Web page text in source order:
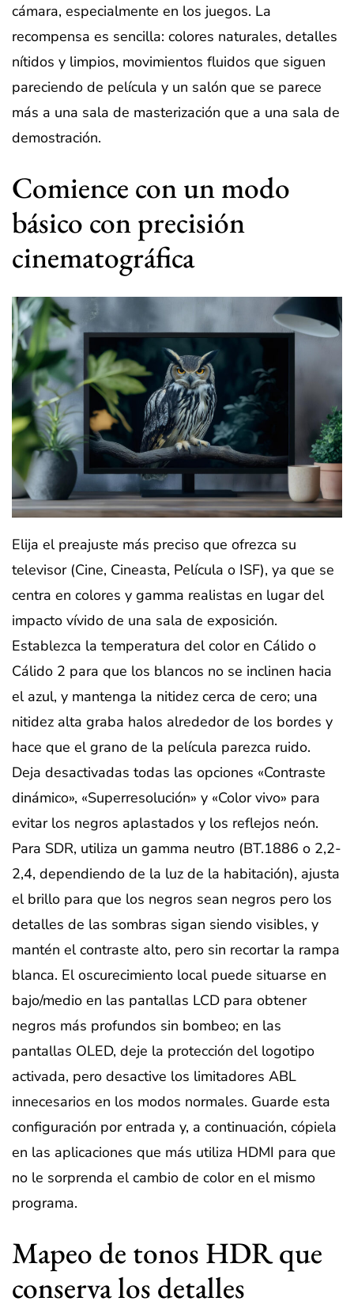
cámara, especialmente en los juegos. La
recompensa es sencilla: colores naturales, detalles
nítidos y limpios, movimientos fluidos que siguen
pareciendo de película y un salón que se parece
más a una sala de masterización que a una sala de
demostración.
Comience con un modo
básico con precisión
cinematográfica
Elija el preajuste más preciso que ofrezca su
televisor (Cine, Cineasta, Película o ISF), ya que se
centra en colores y gamma realistas en lugar del
impacto vívido de una sala de exposición.
Establezca la temperatura del color en Cálido o
Cálido 2 para que los blancos no se inclinen hacia
el azul, y mantenga la nitidez cerca de cero; una
nitidez alta graba halos alrededor de los bordes y
hace que el grano de la película parezca ruido.
Deja desactivadas todas las opciones «Contraste
dinámico», «Superresolución» y «Color vivo» para
evitar los negros aplastados y los reflejos neón.
Para SDR, utiliza un gamma neutro (BT.1886 o 2,2-
2,4, dependiendo de la luz de la habitación), ajusta
el brillo para que los negros sean negros pero los
detalles de las sombras sigan siendo visibles, y
mantén el contraste alto, pero sin recortar la rampa
blanca. El oscurecimiento local puede situarse en
bajo/medio en las pantallas LCD para obtener
negros más profundos sin bombeo; en las
pantallas OLED, deje la protección del logotipo
activada, pero desactive los limitadores ABL
innecesarios en los modos normales. Guarde esta
configuración por entrada y, a continuación, cópiela
en las aplicaciones que más utiliza HDMI para que
no le sorprenda el cambio de color en el mismo
programa.
Mapeo de tonos HDR que
conserva los detalles